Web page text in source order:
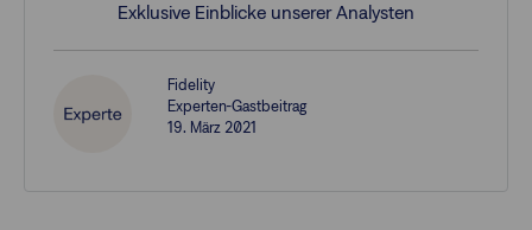
Exklusive Einblicke unserer Analysten
Fidelity
Experten-Gastbeitrag
19. März 2021